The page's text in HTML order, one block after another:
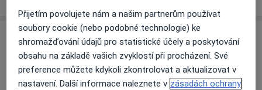
Názory
Přidejte svůj názor
Přijetím povolujete nám a našim partnerům používat
soubory cookie (nebo podobné technologie) ke
shromažďování údajů pro statistické účely a poskytování
obsahu na základě vašich zvyklostí při procházení. Své
preference můžete kdykoli zkontrolovat a aktualizovat v
nastavení. Další informace naleznete v zásadách ochrany